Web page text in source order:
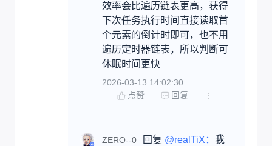
效率会比遍历链表更高，获得
下次任务执行时间直接读取首
个元素的倒计时即可，也不用
遍历定时器链表，所以判断可
休眠时间更快
2026-03-13 14:02:30
点赞
回复
ZERO--0 回复 @realTiX： 我